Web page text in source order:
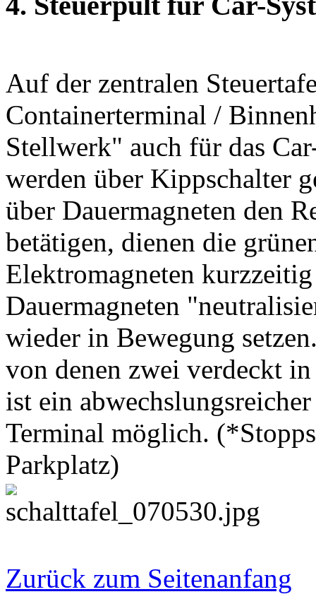
Auf der zentralen
Containerterminal /
Stellwerk" auch für das
werden über Kippschalter
über Dauermagneten den
betätigen, dienen die
Elektromagneten
Dauermagneten
wieder in Bewegung
von denen zwei verdeckt
ist ein
Terminal möglich.
Parkplatz)
Zurück zum Seitenanfang